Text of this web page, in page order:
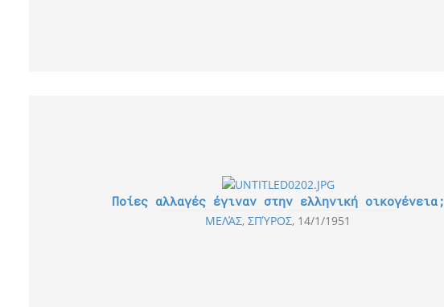
Ποίες αλλαγές έγιναν στην ελληνική οικογένεια;
ΜΕΛΆΣ, ΣΠΎΡΟΣ 14/1/1951